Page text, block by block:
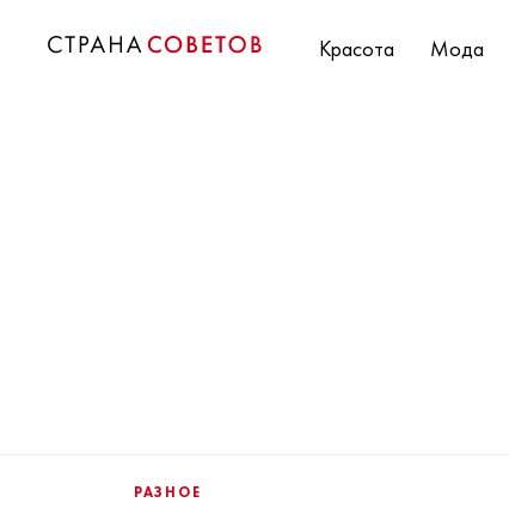
Красота Мода
РАЗНОЕ